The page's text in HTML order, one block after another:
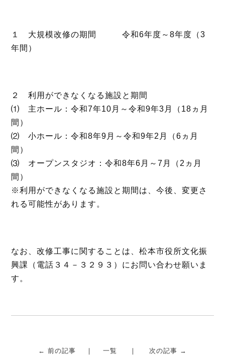
１ 大規模改修の期間 令和6年度～8年度（3
年間）
２ 利用ができなくなる施設と期間
⑴ 主ホール：令和7年10月～令和9年3月（18ヵ月
間）
⑵ 小ホール：令和8年9月～令和9年2月（6ヵ月
間）
⑶ オープンスタジオ：令和8年6月～7月（2ヵ月
間）
※利用ができなくなる施設と期間は、今後、変更さ
れる可能性があります。
なお、改修工事に関することは、松本市役所文化振
興課（電話３４－３２９３）にお問い合わせ願いま
す。
← 前の記事 一覧 次の記事 →